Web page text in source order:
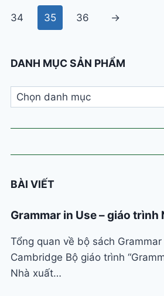
34 35 36 →
DANH MỤC SẢN PHẨM
Chọn
danh
mục
BÀI VIẾT
Grammar in Use – giáo trình
Tổng quan về bộ sách Grammar
Cambridge Bộ giáo trình
Nhà xuất…